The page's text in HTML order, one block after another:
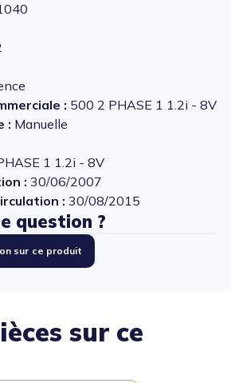
: 500 2 PHASE 1 1.2i - 8V
: Manuelle
1 1.2i - 8V
: 30/06/2007
: 30/08/2015
question ?
sur ce produit
sur ce